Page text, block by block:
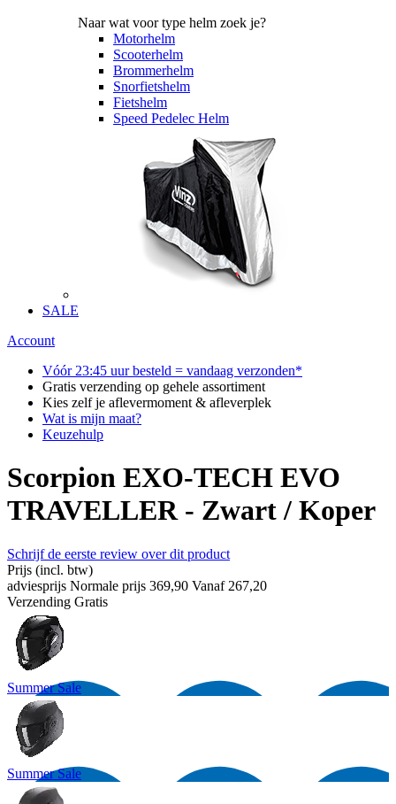
Naar wat voor type helm zoek je?
Motorhelm
Scooterhelm
Brommerhelm
Snorfietshelm
Fietshelm
Speed Pedelec Helm
SALE
Account
Vóór 23:45 uur besteld = vandaag verzonden*
Gratis verzending op gehele assortiment
Kies zelf je aflevermoment & afleverplek
Wat is mijn maat?
Keuzehulp
Scorpion EXO-TECH EVO
TRAVELLER - Zwart / Koper
Schrijf de eerste review over dit product
Prijs (incl. btw)
adviesprijs Normale prijs 369,90 Vanaf 267,20
Verzending Gratis
Summer Sale
Summer Sale